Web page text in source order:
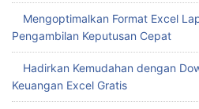
Mengoptimalkan Format Excel
Pengambilan Keputusan Cepat
Hadirkan Kemudahan dengan
Keuangan Excel Gratis